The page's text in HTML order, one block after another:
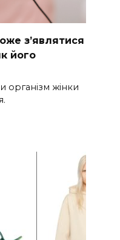
з’являтися
його
організм жінки